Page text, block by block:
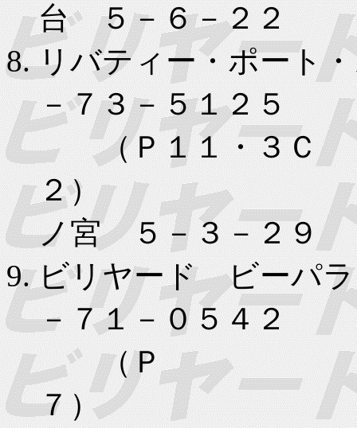
台 ５－６－２２
リバティー・ポート
－７３－５１２５
（Ｐ１１・３Ｃ
２） 高
ノ宮 ５－３－２９
ビリヤード ビーパ
－７１－０５４２
（Ｐ
７